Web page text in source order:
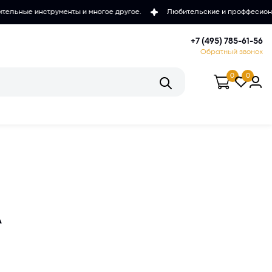
и многое другое. Любительские и проффесиональные
+7 (495) 785-61-56
Обратный звонок
0 0